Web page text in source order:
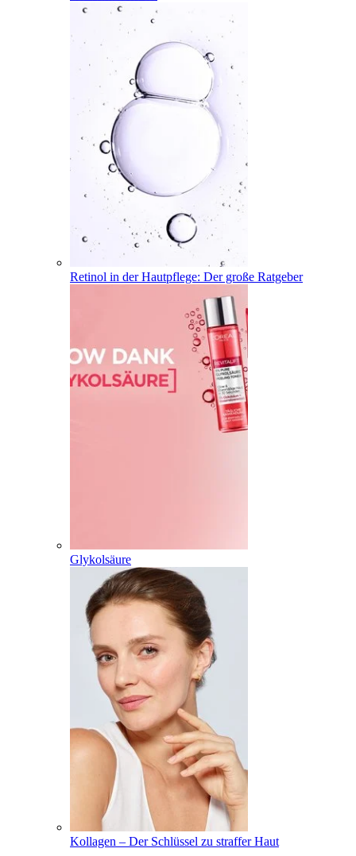
Retinol in der Hautpflege: Der große Ratgeber
Glykolsäure
Kollagen – Der Schlüssel zu straffer Haut